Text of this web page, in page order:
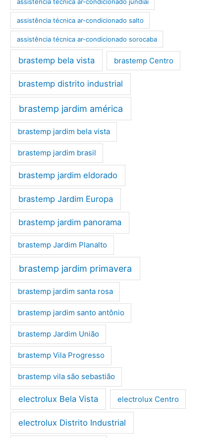
assistência técnica ar-condicionado salto
assistência técnica ar-condicionado sorocaba
brastemp bela vista brastemp Centro
brastemp distrito industrial
brastemp jardim américa
brastemp jardim bela vista
brastemp jardim brasil
brastemp jardim eldorado
brastemp Jardim Europa
brastemp jardim panorama
brastemp Jardim Planalto
brastemp jardim primavera
brastemp jardim santa rosa
brastemp jardim santo antônio
brastemp Jardim União
brastemp Vila Progresso
brastemp vila são sebastião
electrolux Bela Vista electrolux Centro
electrolux Distrito Industrial